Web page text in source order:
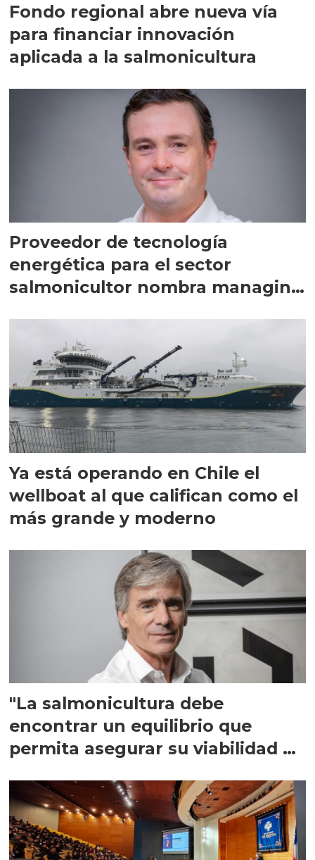
Fondo regional abre nueva vía
para financiar innovación
aplicada a la salmonicultura
Proveedor de tecnología
energética para el sector
salmonicultor nombra managing
Ya está operando en Chile el
wellboat al que califican como el
más grande y moderno
"La salmonicultura debe
encontrar un equilibrio que
permita asegurar su viabilidad de